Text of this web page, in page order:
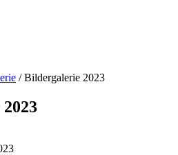
/ Bildergalerie 2023